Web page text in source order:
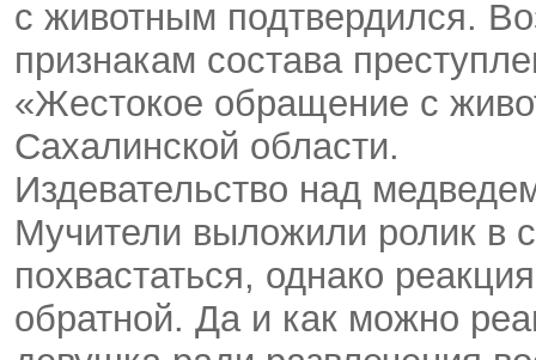
с животным подтвердился.
признакам состава
«Жестокое обращение с
Сахалинской области.
Издевательство над
Мучители выложили ролик в
похвастаться, однако
обратной. Да и как можно